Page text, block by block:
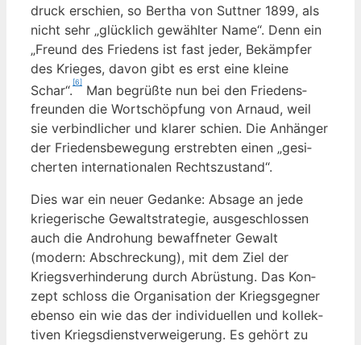
druck erschien, so Ber­tha von Sutt­ner 1899, als
nicht sehr „glück­lich gewähl­ter Name“. Denn ein
„Freund des Frie­dens ist fast jeder, Bekämp­fer
des Krie­ges, davon gibt es erst eine klei­ne
Schar“.
[6]
Man begrüß­te nun bei den Frie­dens­
freun­den die Wort­schöp­fung von Arnaud, weil
sie ver­bind­li­cher und kla­rer schien. Die Anhän­ger
der Frie­dens­be­we­gung erstreb­ten einen „gesi­
cher­ten inter­na­tio­na­len Rechtszustand“.
Dies war ein neu­er Gedan­ke: Absa­ge an jede
krie­ge­ri­sche Gewalt­stra­te­gie, aus­ge­schlos­sen
auch die Andro­hung bewaff­ne­ter Gewalt
(modern: Abschre­ckung), mit dem Ziel der
Kriegs­ver­hin­de­rung durch Abrüs­tung. Das Kon­
zept schloss die Orga­ni­sa­ti­on der Kriegs­geg­ner
eben­so ein wie das der indi­vi­du­el­len und kol­lek­
ti­ven Kriegs­dienst­ver­wei­ge­rung. Es gehört zu